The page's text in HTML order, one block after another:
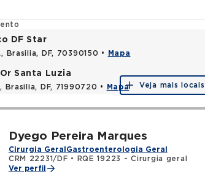
DF Star
Brasilia, DF, 70390150 • Mapa
Santa Luzia
Brasilia, DF, 71990720 • Mapa Veja mais locais
Dyego Pereira Marques
Cirurgia Geral Gastroenterologia Geral
CRM 22231/DF •
RQE 19223 - Cirurgia geral
Ver perfil